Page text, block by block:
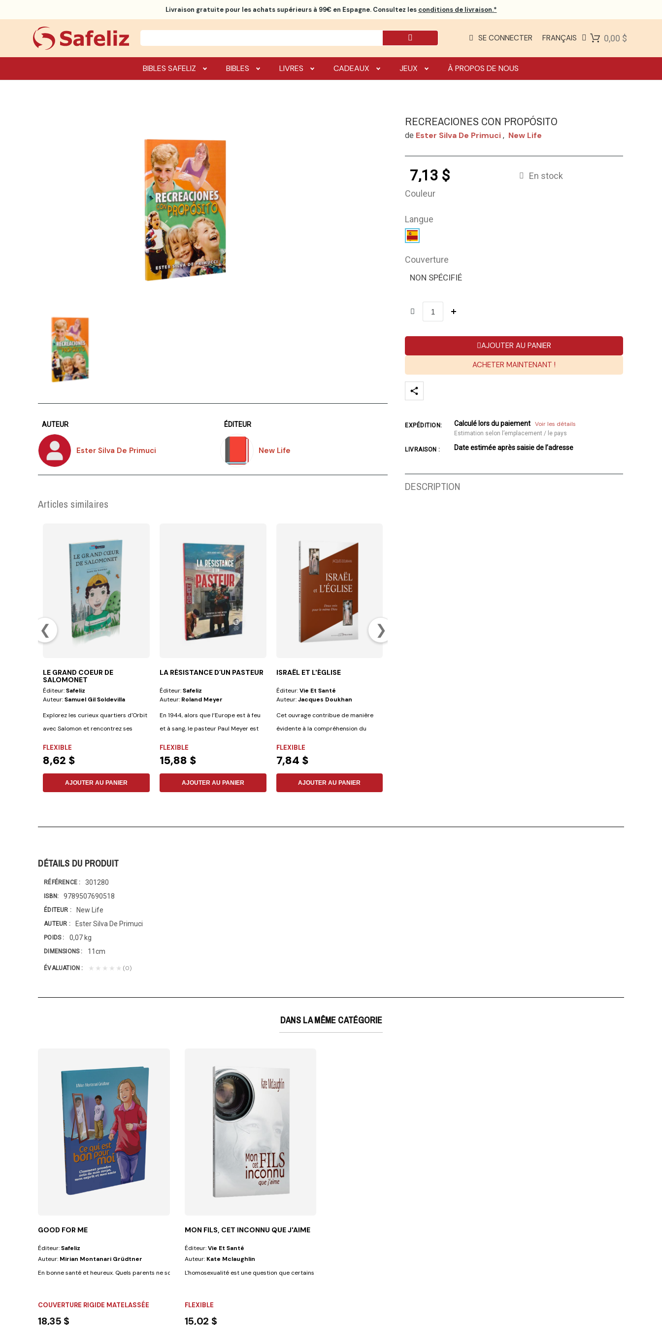
Livraison gratuitepour les achats supérieurs à 99€ en Espagne. Consultez les conditions de livraison.*
SE CONNECTER FRANÇAIS 0,00 $
BIBLES SAFELIZ BIBLES LIVRES CADEAUX JEUX À PROPOS DE NOUS
AUTEUR
Ester Silva De Primuci
ÉDITEUR
New Life
Articles similaires
❮ ❯
LE GRAND COEUR DE
SALOMONET
Éditeur:Safeliz
Auteur:Samuel Gil Soldevilla
Explorez les curieux quartiers d'Orbit
avec Salomon et rencontrez ses
FLEXIBLE
8,62 $
AJOUTER AU PANIER
LA RÉSISTANCE D´UN PASTEUR
Éditeur:Safeliz
Auteur: Roland Meyer
En 1944, alors que l’Europe est à feu
et à sang, le pasteur Paul Meyer est
FLEXIBLE
15,88 $
AJOUTER AU PANIER
ISRAËL ET L'ÉGLISE
Éditeur:Vie Et Santé
Auteur:Jacques Doukhan
Cet ouvrage contribue de manière
évidente à la compréhension du
FLEXIBLE
7,84 $
AJOUTER AU PANIER
RECREACIONES CON PROPÓSITO
de Ester Silva De Primuci , New Life
7,13 $
En stock
Couleur
Langue
Couverture
NON SPÉCIFIÉ
AJOUTER AU PANIER
ACHETER MAINTENANT !
EXPÉDITION: Calculé lors du paiement Voir les détails
Estimation selon l’emplacement / le pays
LIVRAISON : Date estimée après saisie de l’adresse
DESCRIPTION
DÉTAILS DU PRODUIT
RÉFÉRENCE 301280
ISBN 9789507690518
ÉDITEUR New Life
AUTEUR Ester Silva De Primuci
POIDS 0,07 kg
DIMENSIONS 11cm
ÉVALUATION ★★★★★ (0)
DANS LA MÊME CATÉGORIE
GOOD FOR ME
Éditeur:Safeliz
Auteur: Mirian Montanari Grüdtner
En bonne santé et heureux. Quels parents ne souhaiteraient pas que leurs enfants...
COUVERTURE RIGIDE MATELASSÉE
18,35 $
MON FILS, CET INCONNU QUE J'AIME
Éditeur:Vie Et Santé
Auteur: Kate Mclaughlin
L'homosexualité est une question que certains trouvent plus facile de laisser de...
FLEXIBLE
15,02 $